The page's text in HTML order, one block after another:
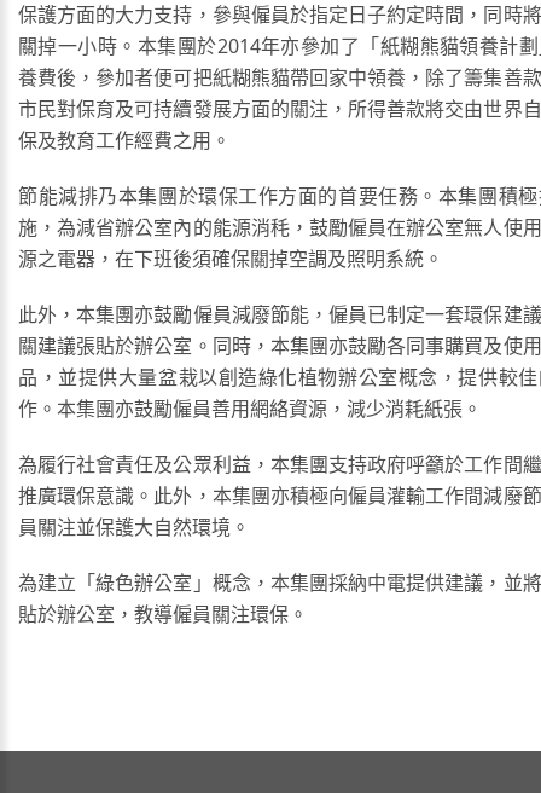
保護方面的大力支持，參與僱員於指定日子約定時間，同時
關掉一小時。本集團於2014年亦參加了「紙糊熊貓領養計
養費後，參加者便可把紙糊熊貓帶回家中領養，除了籌集善
市民對保育及可持續發展方面的關注，所得善款將交由世界
保及教育工作經費之用。
節能減排乃本集團於環保工作方面的首要任務。本集團積
施，為減省辦公室內的能源消秏，鼓勵僱員在辦公室無人使
源之電器，在下班後須確保關掉空調及照明系統。
此外，本集團亦鼓勵僱員減廢節能，僱員已制定一套環保建
關建議張貼於辦公室。同時，本集團亦鼓勵各同事購買及使
品，並提供大量盆栽以創造綠化植物辦公室概念，提供較
作。本集團亦鼓勵僱員善用網絡資源，減少消耗紙張。
為履行社會責任及公眾利益，本集團支持政府呼籲於工作間
推廣環保意識。此外，本集團亦積極向僱員灌輸工作間減廢
員關注並保護大自然環境。
為建立「綠色辦公室」概念，本集團採納中電提供建議，並
貼於辦公室，教導僱員關注環保。